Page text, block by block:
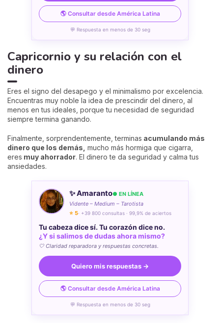
🌎 Consultar desde América Latina
💬 Respuesta en menos de 30 seg
Capricornio y su relación con el
dinero
Eres el signo del desapego y el minimalismo por excelencia.
Encuentras muy noble la idea de prescindir del dinero, al
menos en tus ideales, porque tu necesidad de seguridad
siempre termina ganando.
Finalmente, sorprendentemente, terminas acumulando más
dinero que los demás, mucho más hormiga que cigarra,
eres muy ahorrador. El dinero te da seguridad y calma tus
ansiedades.
✨ Amaranto● EN LÍNEA
Vidente – Medium – Tarotista
⭐ 5· +39 800 consultas · 99,9% de aciertos
Tu cabeza dice sí. Tu corazón dice no.
¿Y si salimos de dudas ahora mismo?
🤍 Claridad reparadora y respuestas concretas.
Quiero mis respuestas →
🌎 Consultar desde América Latina
💬 Respuesta en menos de 30 seg